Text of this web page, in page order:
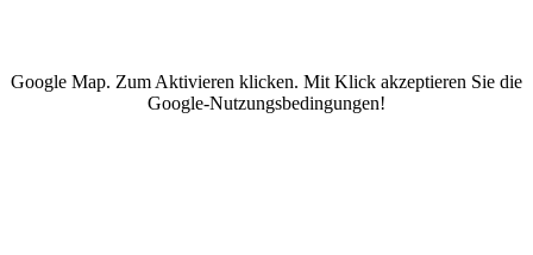
Google Map. Zum Aktivieren klicken. Mit Klick akzeptieren Sie die
Google-Nutzungsbedingungen!